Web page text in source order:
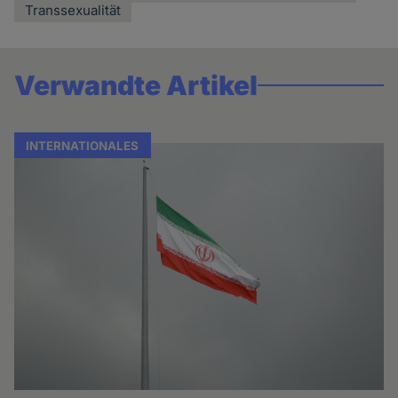
Transsexualität
Verwandte Artikel
INTERNATIONALES